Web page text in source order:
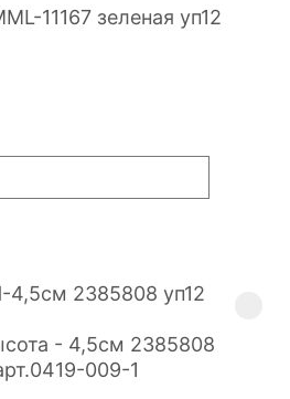
11167 зеленая уп12
- 4,5см 2385808
009-1